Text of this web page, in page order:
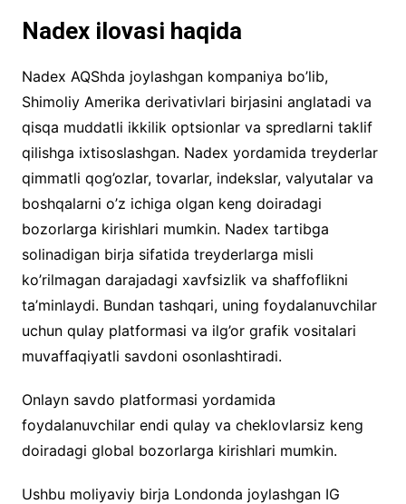
Nadex ilovasi haqida
Nadex AQShda joylashgan kompaniya bo’lib,
Shimoliy Amerika derivativlari birjasini anglatadi va
qisqa muddatli ikkilik optsionlar va spredlarni taklif
qilishga ixtisoslashgan. Nadex yordamida treyderlar
qimmatli qog’ozlar, tovarlar, indekslar, valyutalar va
boshqalarni o’z ichiga olgan keng doiradagi
bozorlarga kirishlari mumkin. Nadex tartibga
solinadigan birja sifatida treyderlarga misli
ko’rilmagan darajadagi xavfsizlik va shaffoflikni
ta’minlaydi. Bundan tashqari, uning foydalanuvchilar
uchun qulay platformasi va ilg’or grafik vositalari
muvaffaqiyatli savdoni osonlashtiradi.
Onlayn savdo platformasi yordamida
foydalanuvchilar endi qulay va cheklovlarsiz keng
doiradagi global bozorlarga kirishlari mumkin.
Ushbu moliyaviy birja Londonda joylashgan IG